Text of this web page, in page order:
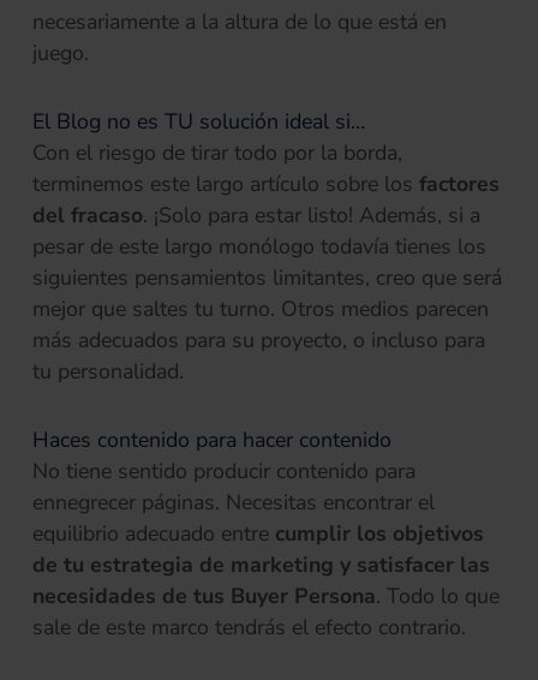
necesariamente a la altura de lo que está en
juego.
El Blog no es TU solución ideal si…
Con el riesgo de tirar todo por la borda,
terminemos este largo artículo sobre losfactores
del fracaso. ¡Solo para estar listo! Además, si a
pesar de este largo monólogo todavía tienes los
siguientes pensamientos limitantes, creo que será
mejor que saltes tu turno. Otros medios parecen
más adecuados para su proyecto, o incluso para
tu personalidad.
Haces contenido para hacer contenido
No tiene sentido producir contenido para
ennegrecer páginas. Necesitas encontrar el
equilibrio adecuado entre cumplir los objetivos
de tu estrategia de marketing y satisfacer las
necesidades de tus Buyer Persona. Todo lo que
sale de este marco tendrás el efecto contrario.